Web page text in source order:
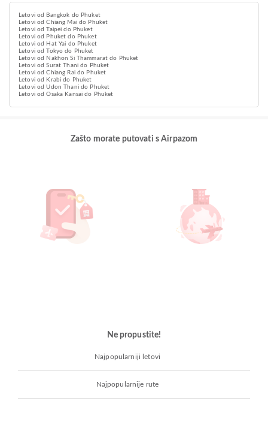
Letovi od Bangkok do Phuket
Letovi od Chiang Mai do Phuket
Letovi od Taipei do Phuket
Letovi od Phuket do Phuket
Letovi od Hat Yai do Phuket
Letovi od Tokyo do Phuket
Letovi od Nakhon Si Thammarat do Phuket
Letovi od Surat Thani do Phuket
Letovi od Chiang Rai do Phuket
Letovi od Krabi do Phuket
Letovi od Udon Thani do Phuket
Letovi od Osaka Kansai do Phuket
Zašto morate putovati s Airpazom
Ne propustite!
Najpopularniji letovi
Najpopularnije rute